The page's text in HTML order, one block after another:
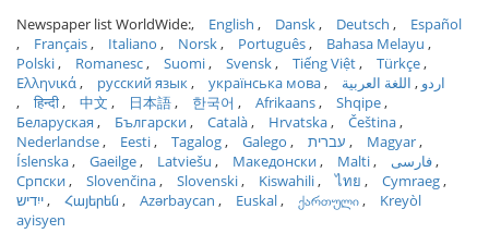
Newspaper list WorldWide: English Dansk Deutsch
Español
Français
Italiano Norsk Português
Bahasa Melayu
Polski
Romanesc Suomi Svensk Tiếng Việt
Türkçe
Ελληνικά
русский язык українська мова اردو
اللغة العربية
हिन्दी
中文 日本語 한국어 Afrikaans
Shqipe
Беларуская
Български Català Hrvatska
Čeština
Nederlandse
Eesti Tagalog Galego עברית
Magyar
Íslenska
Gaeilge Latviešu Македонски Malti
فارسی
Српски
Slovenčina Slovenski Kiswahili ไทย
Cymraeg
ייִדיש
Հայերեն Azərbaycan Euskal ქართული
Kreyòl
ayisyen